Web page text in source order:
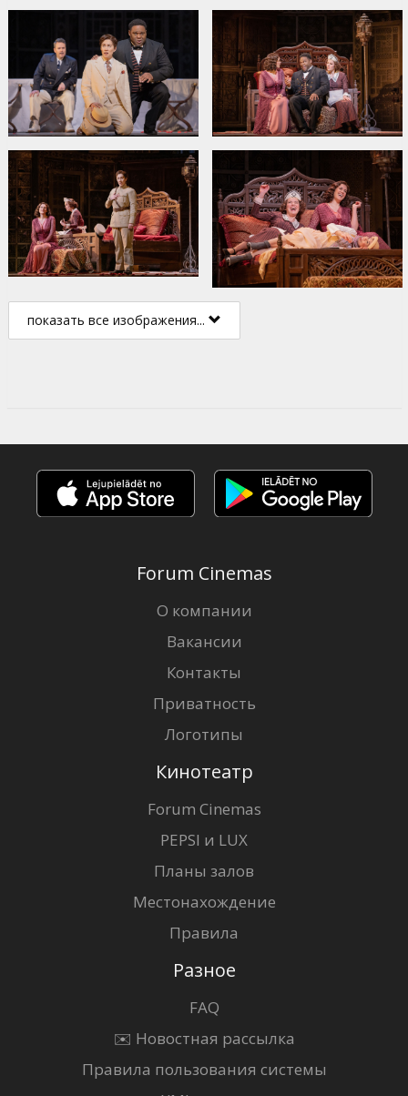
показать все изображения...
Forum Cinemas
О компании
Вакансии
Контакты
Приватность
Логотипы
Кинотеатр
Forum Cinemas
PEPSI и LUX
Планы залов
Местонахождение
Правила
Разное
FAQ
✉️ Новостная рассылка
Правила пользования системы